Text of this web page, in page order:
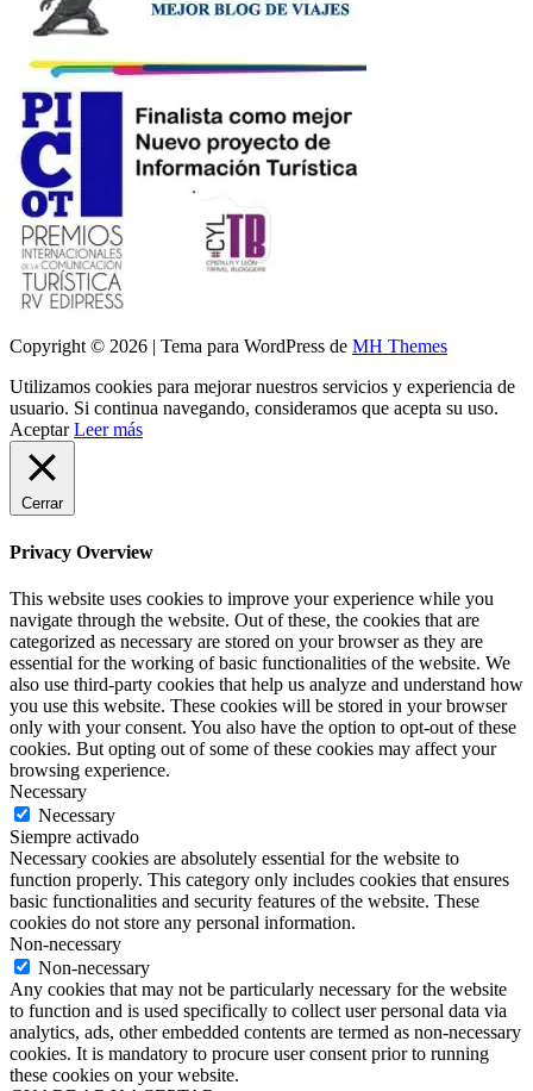
Copyright © 2026 | Tema para WordPress de MH Themes
Utilizamos cookies para mejorar nuestros servicios y experiencia de
usuario. Si continua navegando, consideramos que acepta su uso.
Aceptar Leer más
Cerrar
Privacy Overview
This website uses cookies to improve your experience while you
navigate through the website. Out of these, the cookies that are
categorized as necessary are stored on your browser as they are
essential for the working of basic functionalities of the website. We
also use third-party cookies that help us analyze and understand how
you use this website. These cookies will be stored in your browser
only with your consent. You also have the option to opt-out of these
cookies. But opting out of some of these cookies may affect your
browsing experience.
Necessary
Necessary
Siempre activado
Necessary cookies are absolutely essential for the website to
function properly. This category only includes cookies that ensures
basic functionalities and security features of the website. These
cookies do not store any personal information.
Non-necessary
Non-necessary
Any cookies that may not be particularly necessary for the website
to function and is used specifically to collect user personal data via
analytics, ads, other embedded contents are termed as non-necessary
cookies. It is mandatory to procure user consent prior to running
these cookies on your website.